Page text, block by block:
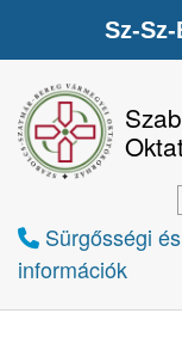
Sürgősségi
információk
Sz-